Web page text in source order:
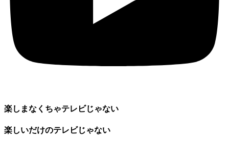
楽しまなくちゃテレビじゃない
楽しいだけのテレビじゃない